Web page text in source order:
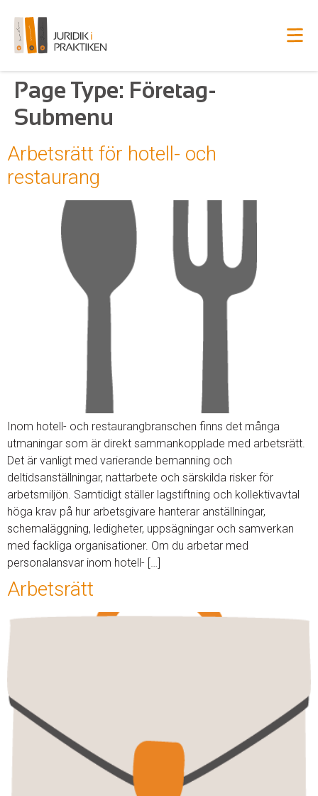
Page Type: Företag-
Submenu
Arbetsrätt för hotell- och
restaurang
Inom hotell- och restaurangbranschen finns det många
utmaningar som är direkt sammankopplade med arbetsrätt.
Det är vanligt med varierande bemanning och
deltidsanställningar, nattarbete och särskilda risker för
arbetsmiljön. Samtidigt ställer lagstiftning och kollektivavtal
höga krav på hur arbetsgivare hanterar anställningar,
schemaläggning, ledigheter, uppsägningar och samverkan
med fackliga organisationer. Om du arbetar med
personalansvar inom hotell- […]
Arbetsrätt